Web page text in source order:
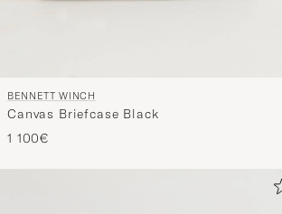
BENNETT WINCH
Canvas Briefcase Black
1 100€